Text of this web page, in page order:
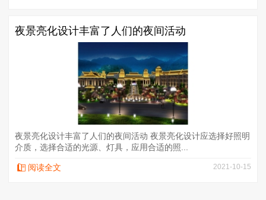
夜景亮化设计丰富了人们的夜间活动
夜景亮化设计丰富了人们的夜间活动 夜景亮化设计应选择好照明
介质，选择合适的光源、灯具，应用合适的照...
阅读全文 2021-10-15